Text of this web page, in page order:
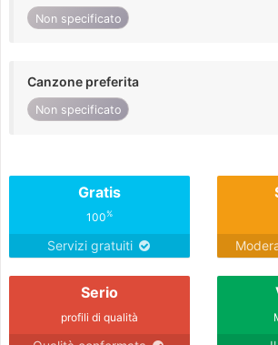
Non specificato
Canzone preferita
Non specificato
Gratis
100%
Servizi gratuiti
Serio
profili di qualità